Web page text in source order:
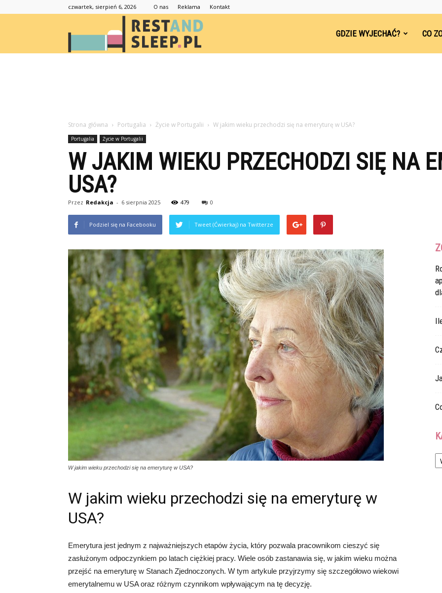
czwartek, sierpień 6, 2026 O nas Reklama Kontakt
GDZIE WYJECHAĆ? CO
Strona główna Portugalia Życie w Portugalii W jakim wieku przechodzi się na emeryturę w USA?
Portugalia Życie w Portugalii
W JAKIM WIEKU PRZECHODZI SIĘ NA
USA?
Przez Redakcja - 6 sierpnia 2025 479 0
Podziel się na Facebooku Tweet (Ćwierkaj) na Twitterze
W jakim wieku przechodzi się na emeryturę w USA?
W jakim wieku przechodzi się na emeryturę w
USA?
Emerytura jest jednym z najważniejszych etapów życia, który pozwala pracownikom cieszyć się
zasłużonym odpoczynkiem po latach ciężkiej pracy. Wiele osób zastanawia się, w jakim wieku można
przejść na emeryturę w Stanach Zjednoczonych. W tym artykule przyjrzymy się szczegółowo wiekowi
emerytalnemu w USA oraz różnym czynnikom wpływającym na tę decyzję.